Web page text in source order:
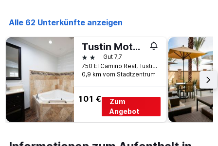
Zimmerpreis
Alle 62 Unterkünfte anzeigen
Tustin Motor Lodge
2 SterneGut 7,7
750 El Camino Real, Tustin, CA, USA
0,9 km vom Stadtzentrum
101 €
Zum
Angebot